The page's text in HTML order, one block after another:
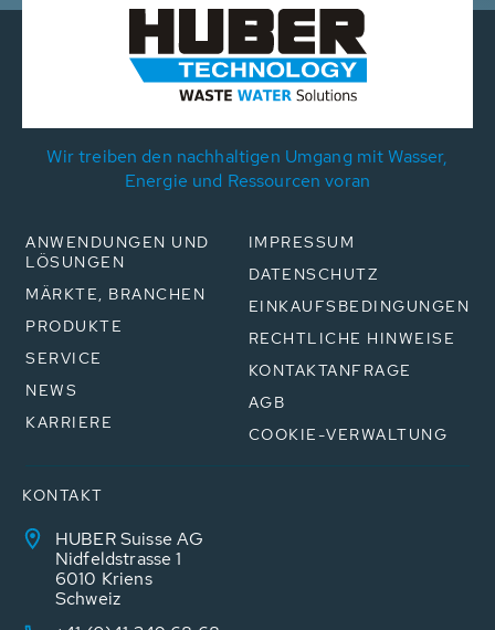
Wir treiben den nachhaltigen Umgang mit Wasser,
Energie und Ressourcen voran
ANWENDUNGEN UND
LÖSUNGEN
MÄRKTE, BRANCHEN
PRODUKTE
SERVICE
NEWS
KARRIERE
IMPRESSUM
DATENSCHUTZ
EINKAUFSBEDINGUNGEN
RECHTLICHE HINWEISE
KONTAKTANFRAGE
AGB
COOKIE-VERWALTUNG
KONTAKT
HUBER Suisse AG
Nidfeldstrasse 1
6010 Kriens
Schweiz